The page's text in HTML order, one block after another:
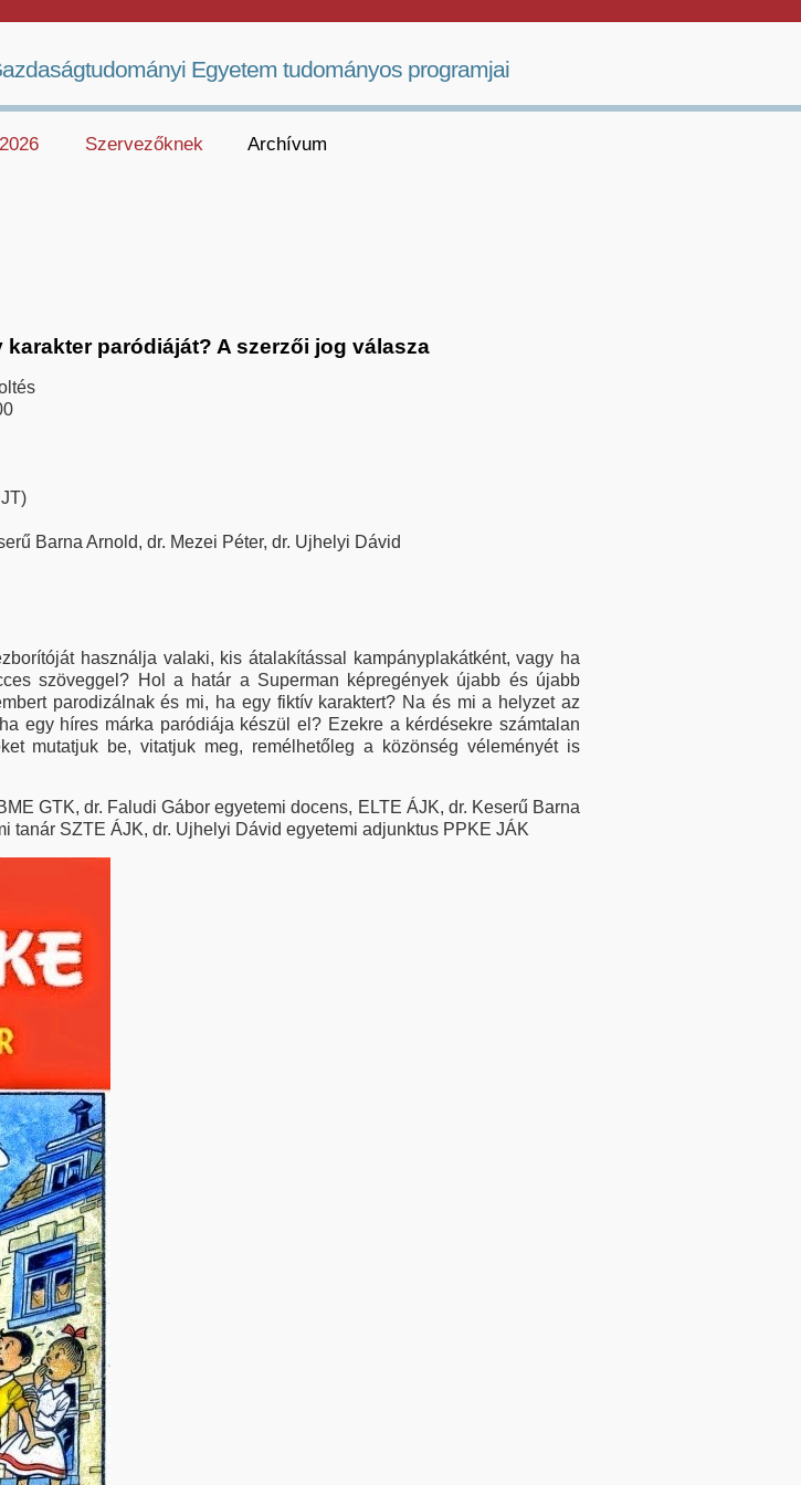
Egyetem tudományos programjai
Szervezőknek Archívum
paródiáját? A szerzői jog válasza
Barna Arnold, dr. Mezei Péter, dr. Ujhelyi Dávid
használja valaki, kis átalakítással kampányplakátként, vagy ha
szöveggel? Hol a határ a Superman képregények újabb és újabb
parodizálnak és mi, ha egy fiktív karaktert? Na és mi a helyzet az
egy híres márka paródiája készül el? Ezekre a kérdésekre számtalan
mutatjuk be, vitatjuk meg, remélhetőleg a közönség véleményét is
GTK, dr. Faludi Gábor egyetemi docens, ELTE ÁJK, dr. Keserű Barna
tanár SZTE ÁJK, dr. Ujhelyi Dávid egyetemi adjunktus PPKE JÁK